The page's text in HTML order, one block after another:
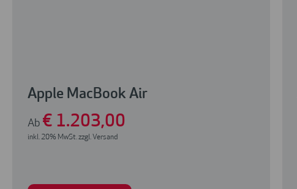
Apple MacBook Air
Ab € 1.203,00
inkl. 20% MwSt. zzgl. Versand